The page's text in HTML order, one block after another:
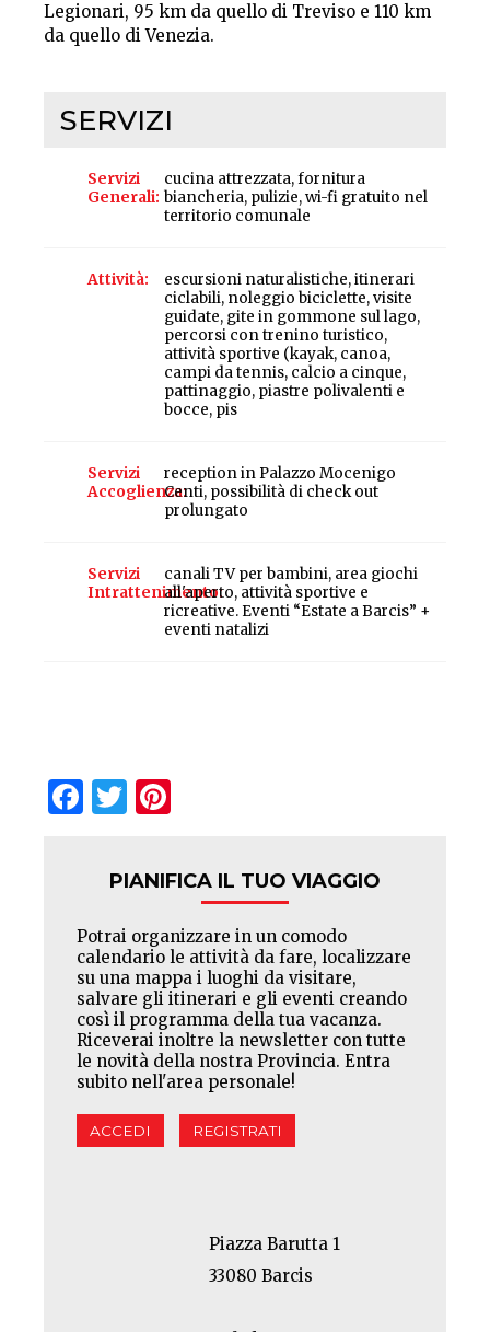
Legionari, 95 km da quello di Treviso e 110 km
da quello di Venezia.
SERVIZI
Servizi
Generali
cucina attrezzata, fornitura
biancheria, pulizie, wi-fi gratuito nel
territorio comunale
Attività
escursioni naturalistiche, itinerari
ciclabili, noleggio biciclette, visite
guidate, gite in gommone sul lago,
percorsi con trenino turistico,
attività sportive (kayak, canoa,
campi da tennis, calcio a cinque,
pattinaggio, piastre polivalenti e
bocce, pis
Servizi
Accoglienza
reception in Palazzo Mocenigo
Centi, possibilità di check out
prolungato
Servizi
Intrattenimento
canali TV per bambini, area giochi
all'aperto, attività sportive e
ricreative. Eventi “Estate a Barcis” +
eventi natalizi
Facebook
Twitter
PIANIFICA IL TUO VIAGGIO
Potrai organizzare in un comodo
calendario le attività da fare, localizzare
su una mappa i luoghi da visitare,
salvare gli itinerari e gli eventi creando
così il programma della tua vacanza.
Riceverai inoltre la newsletter con tutte
le novità della nostra Provincia. Entra
subito nell'area personale!
ACCEDI REGISTRATI
Piazza Barutta 1
33080 Barcis